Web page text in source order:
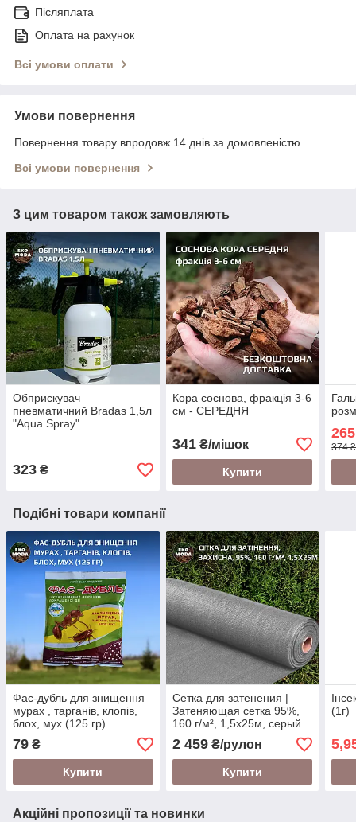
Післяплата
Оплата на рахунок
Всі умови оплати
Умови повернення
Повернення товару впродовж 14 днів за домовленістю
Всі умови повернення
З цим товаром також замовляють
Обприскувач
пневматичний Bradas 1,5л
"Aqua Spray"
323 ₴
Кора соснова, фракція 3-6
см - СЕРЕДНЯ
341₴/мішок
Купити
374
Подібні товари компанії
Фас-дубль для знищення
мурах , тарганів, клопів,
блох, мух (125 гр)
79 ₴
Купити
Сетка для затенения |
Затеняющая сетка 95%,
160 г/м², 1,5х25м, серый
2 459₴/рулон
Купити
(1г)
Акційні пропозиції та новинки